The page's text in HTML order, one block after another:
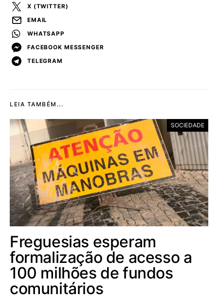
X (TWITTER)
EMAIL
WHATSAPP
FACEBOOK MESSENGER
TELEGRAM
LEIA TAMBÉM...
SOCIEDADE
Freguesias esperam
formalização de acesso a
100 milhões de fundos
comunitários